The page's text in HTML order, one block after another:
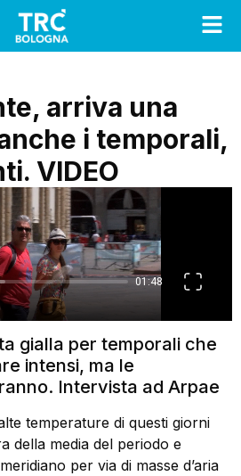
arriva una
i temporali,
VIDEO
gialla per temporali che
intensi, ma le
Intervista ad Arpae
temperature di questi giorni
della media del periodo e
per via di masse d’aria